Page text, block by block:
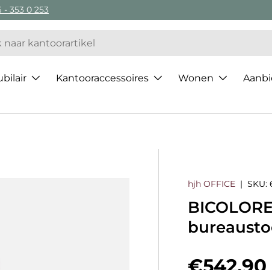
- 353 0 253
Kantooraccessoires Wonen
hjh OFFICE |SKU: